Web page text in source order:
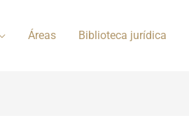
Áreas Biblioteca jurídica